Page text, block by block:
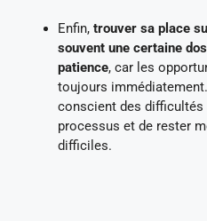
Enfin, trouver sa place
souvent une certaine
patience, car les
toujours
conscient des
processus et de rester
difficiles.